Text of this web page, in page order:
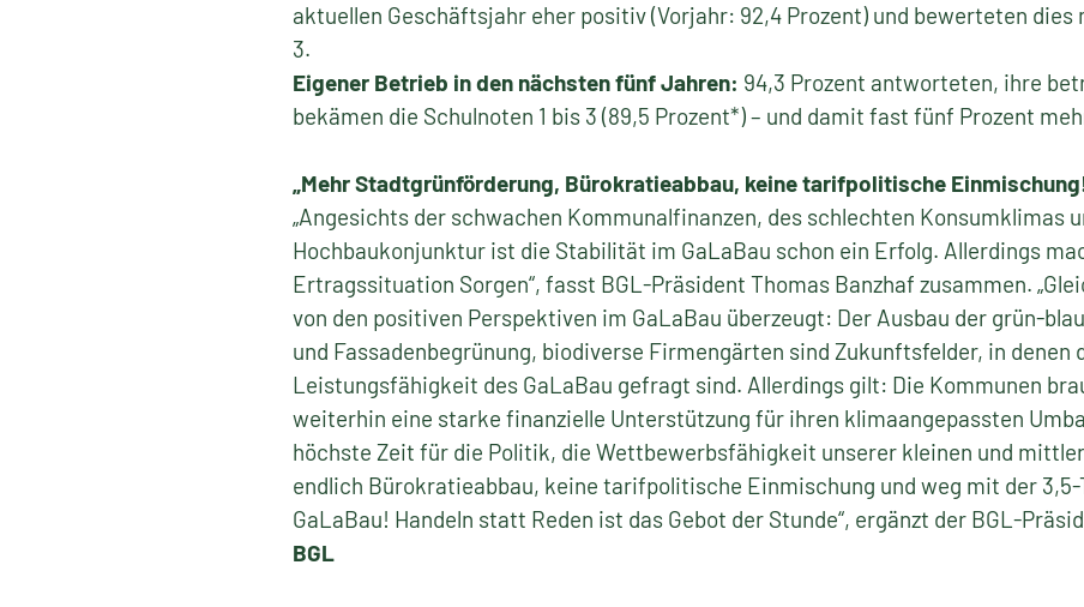
aktuellen Geschäftsjahr eher positiv (Vorjahr: 92,4 Prozent) und bewerteten dies
3.
Eigener Betrieb in den nächsten fünf Jahren: 94,3 Prozent antworteten, ihre
bekämen die Schulnoten 1 bis 3 (89,5 Prozent*) – und damit fast fünf Prozent
„Mehr Stadtgrünförderung, Bürokratieabbau, keine tarifpolitische
„Angesichts der schwachen Kommunalfinanzen, des schlechten Konsumklimas
Hochbaukonjunktur ist die Stabilität im GaLaBau schon ein Erfolg. Allerdings
Ertragssituation Sorgen“, fasst BGL-Präsident Thomas Banzhaf zusammen.
von den positiven Perspektiven im GaLaBau überzeugt: Der Ausbau der grün-
und Fassadenbegrünung, biodiverse Firmengärten sind Zukunftsfelder, in denen
Leistungsfähigkeit des GaLaBau gefragt sind. Allerdings gilt: Die Kommunen
weiterhin eine starke finanzielle Unterstützung für ihren klimaangepassten
höchste Zeit für die Politik, die Wettbewerbsfähigkeit unserer kleinen und
endlich Bürokratieabbau, keine tarifpolitische Einmischung und weg mit der 3,5-
GaLaBau! Handeln statt Reden ist das Gebot der Stunde“, ergänzt der BGL-
BGL